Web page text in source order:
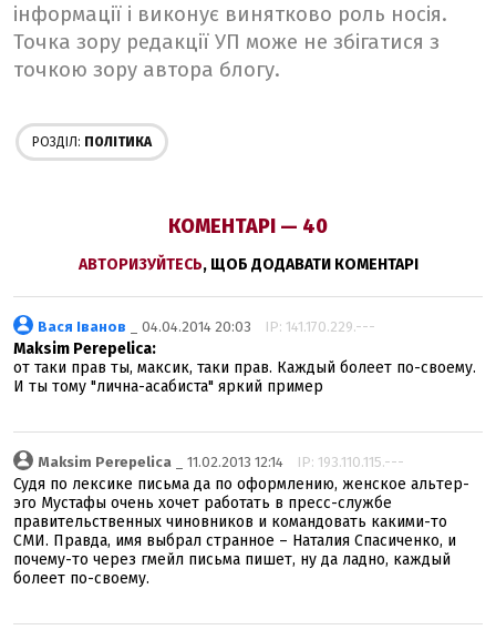
інформації і виконує винятково роль носія.
Точка зору редакції УП може не збігатися з
точкою зору автора блогу.
РОЗДІЛ: ПОЛІТИКА
КОМЕНТАРІ — 40
АВТОРИЗУЙТЕСЬ, ЩОБ ДОДАВАТИ КОМЕНТАРІ
Вася Іванов _ 04.04.2014 20:03 IP: 141.170.229.---
Maksim Perepelica:
от таки прав ты, максик, таки прав. Каждый болеет по-своему.
И ты тому "лична-асабиста" яркий пример
Maksim Perepelica _ 11.02.2013 12:14 IP: 193.110.115.---
Судя по лексике письма да по оформлению, женское альтер-
эго Мустафы очень хочет работать в пресс-службе
правительственных чиновников и командовать какими-то
СМИ. Правда, имя выбрал странное – Наталия Спасиченко, и
почему-то через гмейл письма пишет, ну да ладно, каждый
болеет по-своему.